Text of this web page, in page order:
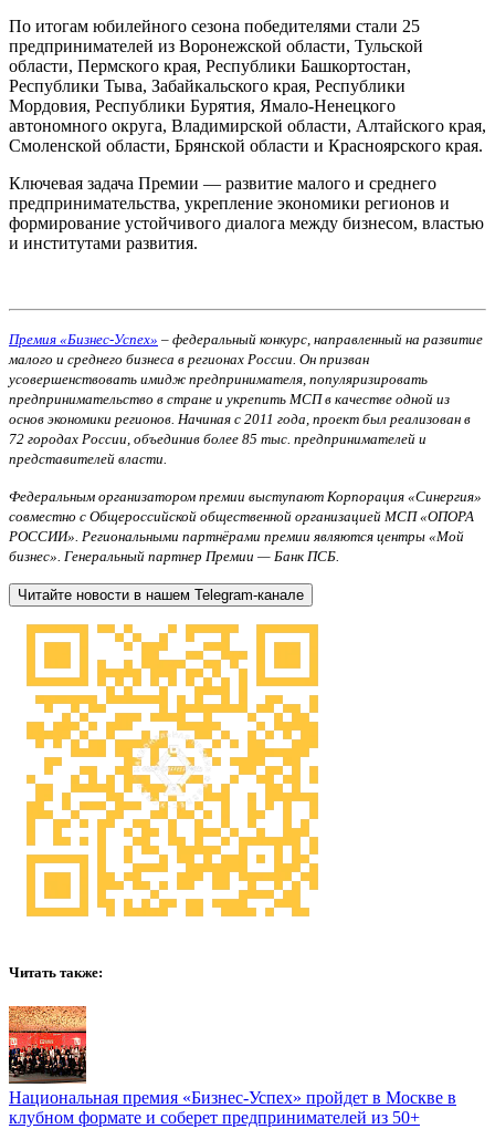
По итогам юбилейного сезона победителями стали 25
предпринимателей из Воронежской области, Тульской
области, Пермского края, Республики Башкортостан,
Республики Тыва, Забайкальского края, Республики
Мордовия, Республики Бурятия, Ямало-Ненецкого
автономного округа, Владимирской области, Алтайского края,
Смоленской области, Брянской области и Красноярского края.
Ключевая задача Премии — развитие малого и среднего
предпринимательства, укрепление экономики регионов и
формирование устойчивого диалога между бизнесом, властью
и институтами развития.
Премия «Бизнес-Успех» – федеральный конкурс, направленный на развитие
малого и среднего бизнеса в регионах России. Он призван
усовершенствовать имидж предпринимателя, популяризировать
предпринимательство в стране и укрепить МСП в качестве одной из
основ экономики регионов. Начиная с 2011 года, проект был реализован в
72 городах России, объединив более 85 тыс. предпринимателей и
представителей власти.
Федеральным организатором премии выступают Корпорация «Синергия»
совместно с Общероссийской общественной организацией МСП «ОПОРА
РОССИИ». Региональными партнёрами премии являются центры «Мой
бизнес». Генеральный партнер Премии — Банк ПСБ.
Читайте новости в нашем Telegram-канале
Читать также:
Национальная премия «Бизнес‑Успех» пройдет в Москве в
клубном формате и соберет предпринимателей из 50+